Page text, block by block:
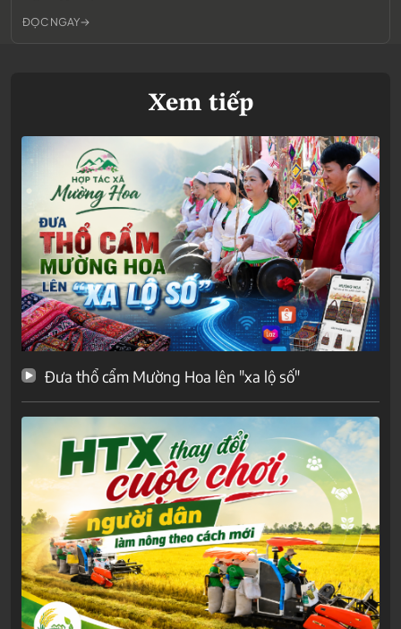
ĐỌC NGAY
Xem tiếp
Đưa thổ cẩm Mường Hoa lên "xa lộ số"